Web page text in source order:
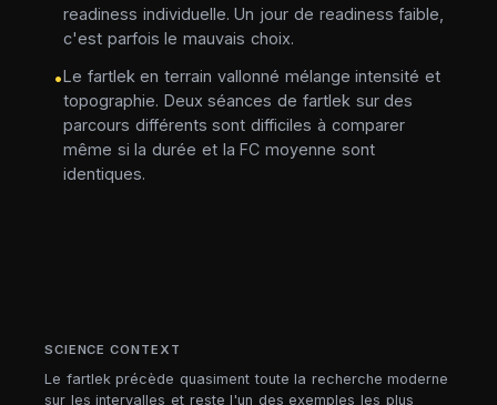
readiness individuelle. Un jour de readiness faible,
c'est parfois le mauvais choix.
•Le fartlek en terrain vallonné mélange intensité et
topographie. Deux séances de fartlek sur des
parcours différents sont difficiles à comparer
même si la durée et la FC moyenne sont
identiques.
SCIENCE CONTEXT
Le fartlek précède quasiment toute la recherche moderne
sur les intervalles et reste l'un des exemples les plus